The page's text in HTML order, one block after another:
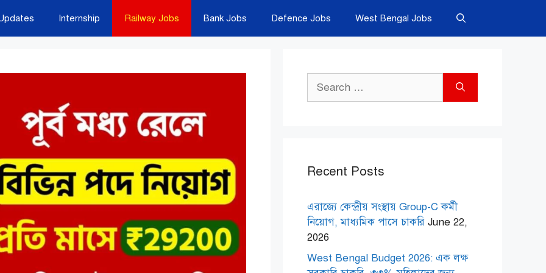
Internship Railway Jobs Bank Jobs Defence Jobs West Bengal Jobs
Recent Posts
এরাজ্যে কেন্দ্রীয় সংস্থায় Group-C কর্মী
নিয়োগ, মাধ্যমিক পাসে চাকরি June 22,
2026
West Bengal Budget 2026: এক লক্ষ